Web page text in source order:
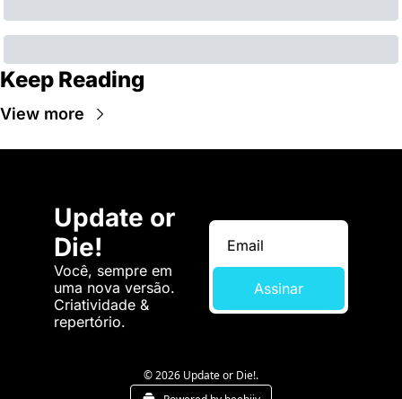
Keep Reading
View more
Update or
Die!
Você, sempre em
uma nova versão.
Criatividade &
repertório.
Assinar
© 2026 Update or Die!.